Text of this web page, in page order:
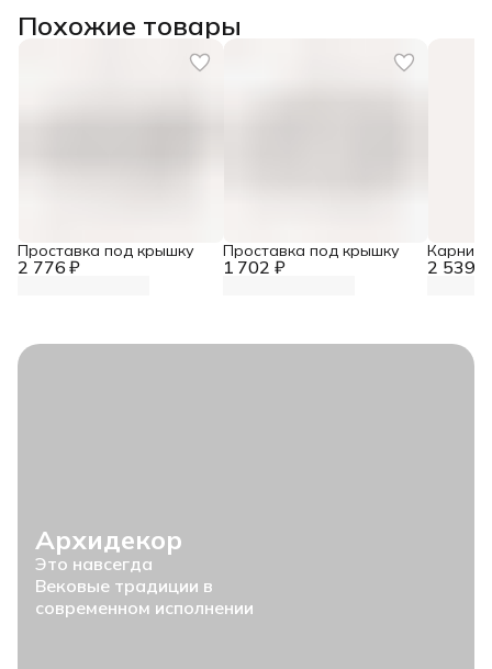
Похожие товары
2 776 ₽
Проставка под крышку
1 702 ₽
Проставка под крышку
2 539 ₽
Карниз
Архидекор
Это навсегда
Вековые традиции в
современном исполнении